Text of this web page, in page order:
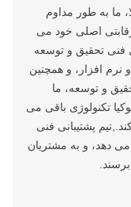
ما به طور مداوم
اصلی خود می
پرسنل فنی تحقیق و توسعه
افزار، و همچنین
و توسعه، ما
تکنولوژی باقی می
پشتیبانی فنی
دهد، و به مشتریان